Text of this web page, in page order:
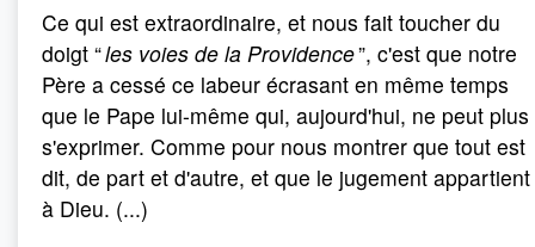
Ce qui est extraordinaire, et nous fait toucher du
doigt “les voies de la Providence”, c'est que notre
Père a cessé ce labeur écrasant en même temps
que le Pape lui-même qui, aujourd'hui, ne peut plus
s'exprimer. Comme pour nous montrer que tout est
dit, de part et d'autre, et que le jugement appartient
à Dieu. (...)